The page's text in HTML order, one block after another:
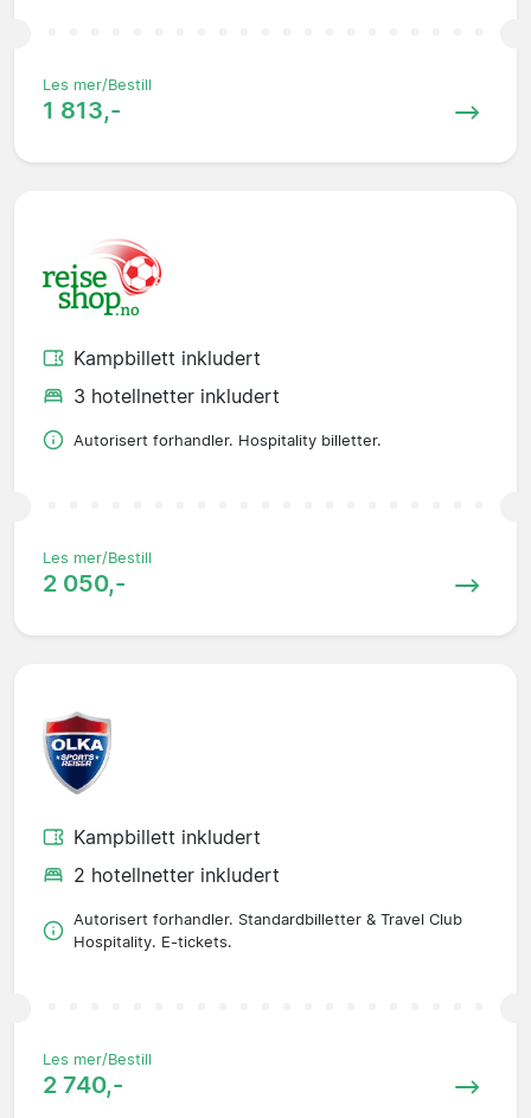
Les mer/Bestill
1 813,-
Kampbillett inkludert
3 hotellnetter inkludert
Autorisert forhandler. Hospitality billetter.
Les mer/Bestill
2 050,-
Kampbillett inkludert
2 hotellnetter inkludert
Autorisert forhandler. Standardbilletter & Travel Club
Hospitality. E-tickets.
Les mer/Bestill
2 740,-